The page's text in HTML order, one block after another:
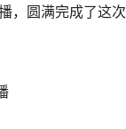
，圆满完成了这